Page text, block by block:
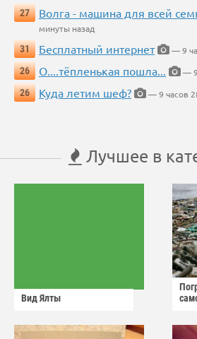
27
Волга - машина для всей
минуты назад
31
Бесплатный интернет
— 9
26
О....тёпленькая пошла...
— 9
26
Куда летим шеф? — 9 часов
Лучшее в
Вид Ялты